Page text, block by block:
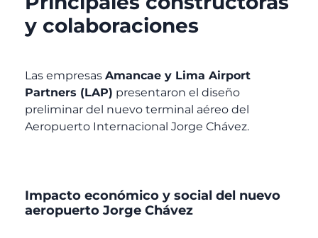
y colaboraciones
Las empresas Amancae y Lima Airport
Partners (LAP) presentaron el diseño
preliminar del nuevo terminal aéreo del
Aeropuerto Internacional Jorge Chávez.
Impacto económico y social del nuevo
aeropuerto Jorge Chávez